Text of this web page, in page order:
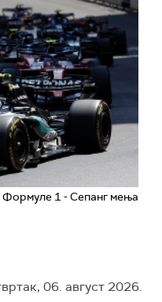
Формуле 1 - Сепанг мења
06. август 2026.